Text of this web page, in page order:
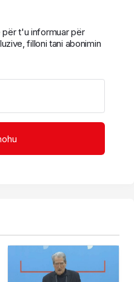
për t'u informuar për
filloni tani abonimin